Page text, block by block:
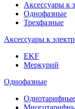
Аксессуары к
Однофазные
Трехфазные
Аксессуары к
EKF
Меркурий
Однофазные
Однотарифные